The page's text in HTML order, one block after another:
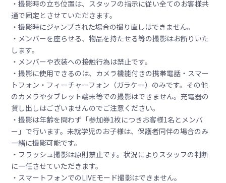
・撮影時の立ち位置は、スタッフの指示に従い全てのお客様共
通で固定とさせていただきます。
・撮影時にジャンプされた場合の撮り直しはできません。
・メンバーを座らせる、物品を持たせる等の撮影はお断りいた
します。
・メンバーや衣装への接触行為は禁止です。
・撮影に使用できるのは、カメラ機能付きの携帯電話・スマー
トフォン・フィーチャーフォン（ガラケー）のみです。その他
のカメラやタブレット端末等での撮影はできません。充電器の
貸し出しはございませんのでご注意ください。
・撮影は年齢を問わず「参加券1枚につきお客様1名とメンバ
ー」で行います。未就学児のお子様は、保護者同伴の場合のみ
一緒に撮影可能です。
・フラッシュ撮影は原則禁止です。状況によりスタッフの判断
に一任させていただきます。
・スマートフォンでのLIVEモード撮影はできません。